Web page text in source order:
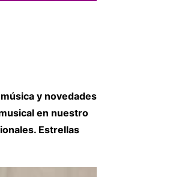
y novedades
en nuestro
Estrellas